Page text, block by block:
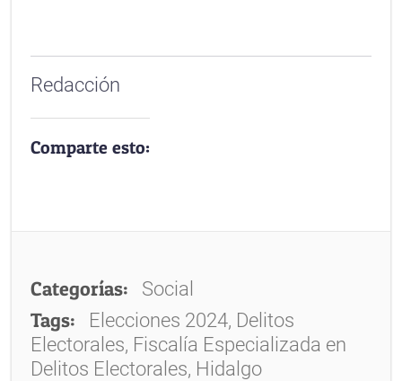
Redacción
Comparte esto:
Categorías: Social
Tags:
Elecciones 2024, Delitos
Electorales, Fiscalía Especializada en
Delitos Electorales, Hidalgo